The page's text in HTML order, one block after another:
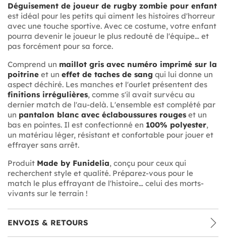
Déguisement de joueur de rugby zombie pour enfant
est idéal pour les petits qui aiment les histoires d'horreur
avec une touche sportive. Avec ce costume, votre enfant
pourra devenir le joueur le plus redouté de l'équipe… et
pas forcément pour sa force.
Comprend un maillot gris avec numéro imprimé sur la
poitrine et un effet de taches de sang qui lui donne un
aspect déchiré. Les manches et l'ourlet présentent des
finitions irrégulières, comme s'il avait survécu au
dernier match de l'au-delà. L'ensemble est complété par
un pantalon blanc avec éclaboussures rouges et un
bas en pointes. Il est confectionné en 100% polyester,
un matériau léger, résistant et confortable pour jouer et
effrayer sans arrêt.
Produit Made by Funidelia, conçu pour ceux qui
recherchent style et qualité. Préparez-vous pour le
match le plus effrayant de l'histoire… celui des morts-
vivants sur le terrain !
ENVOIS & RETOURS